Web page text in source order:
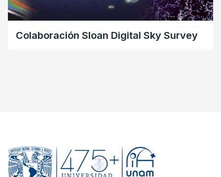
Digital Sky Survey
Catálogo